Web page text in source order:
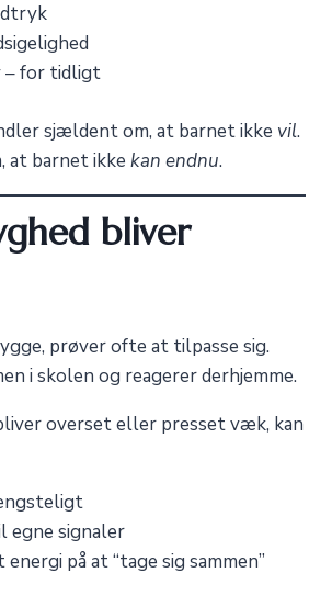
– for tidligt
sjældent om, at barnet ikke vil.
at barnet ikke kan endnu.
bliver
prøver ofte at tilpasse sig.
i skolen og reagerer derhjemme.
overset eller presset væk, kan
egne signaler
på at “tage sig sammen”